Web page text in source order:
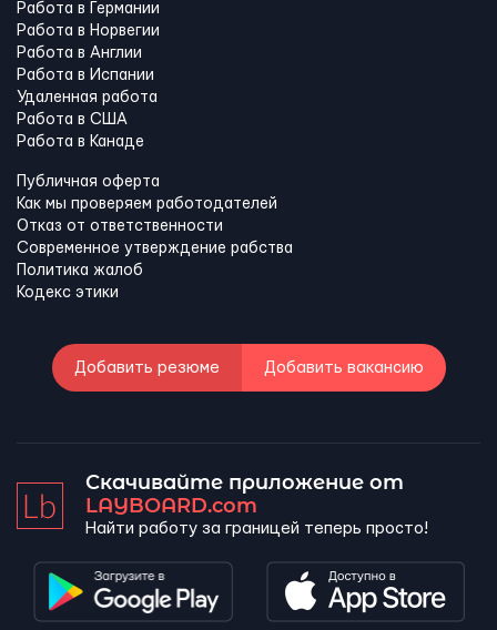
Работа в Германии
Работа в Норвегии
Работа в Англии
Работа в Испании
Удаленная работа
Работа в США
Работа в Канадe
Публичная оферта
Как мы проверяем работодателей
Отказ от ответственности
Современное утверждение рабства
Политика жалоб
Кодекс этики
Добавить резюме Добавить вакансию
Скачивайте приложение от
LAYBOARD.com
Найти работу за границей теперь просто!